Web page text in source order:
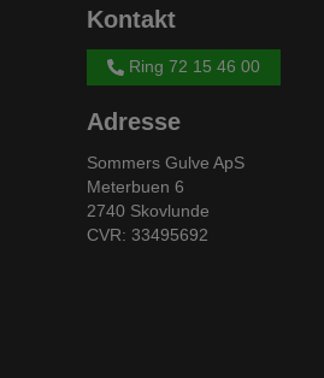
Kontakt
Ring 72 15 46 00
Adresse
Sommers Gulve ApS
Meterbuen 6
2740 Skovlunde
CVR: 33495692